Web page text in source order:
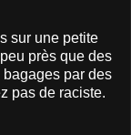
sur une petite
près que des
par des
pas de raciste.